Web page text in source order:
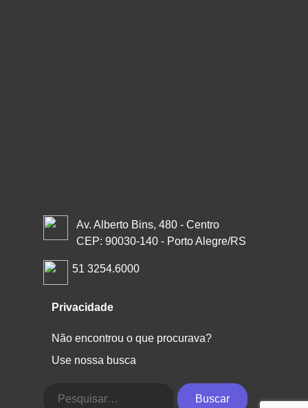
Av. Alberto Bins, 480 - Centro
CEP: 90030-140 - Porto Alegre/RS
51 3254.6000
Privacidade
Não encontrou o que procurava?
Use nossa busca
Buscar